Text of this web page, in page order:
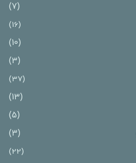
(7)
(16)
(10)
(3)
(37)
(13)
(5)
(3)
(22)